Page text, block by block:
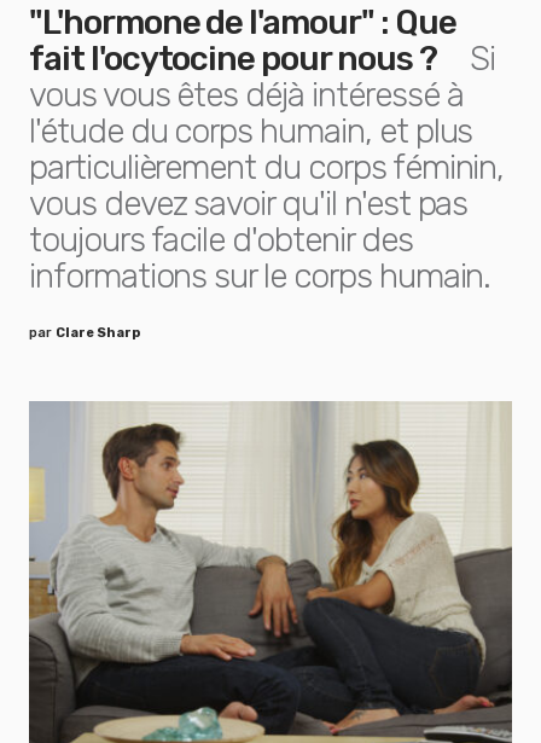
"L'hormone de l'amour" : Que
fait l'ocytocine pour nous ?
Si
vous vous êtes déjà intéressé à
l'étude du corps humain, et plus
particulièrement du corps féminin,
vous devez savoir qu'il n'est pas
toujours facile d'obtenir des
informations sur le corps humain.
par Clare Sharp